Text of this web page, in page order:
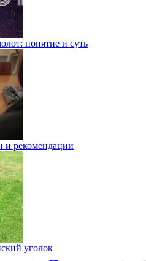
понятие и суть
и рекомендации
уголок